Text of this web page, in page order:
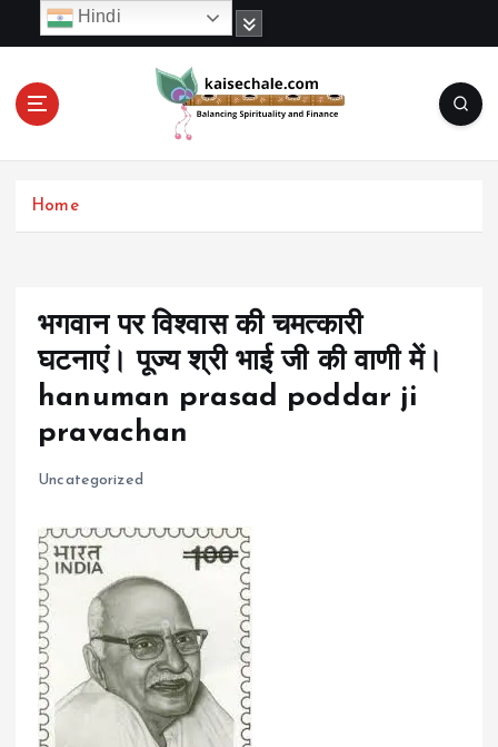
c
Home
भगवान पर विश्वास की चमत्कारी
घटनाएं। पूज्य श्री भाई जी की वाणी में।
hanuman prasad poddar ji
pravachan
Uncategorized
Hindi